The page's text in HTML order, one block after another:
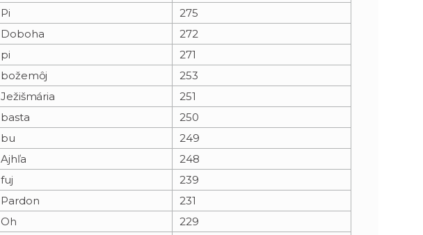
Pi
275
Doboha
272
pi
271
božemôj
253
Ježišmária
251
basta
250
bu
249
Ajhľa
248
fuj
239
Pardon
231
Oh
229